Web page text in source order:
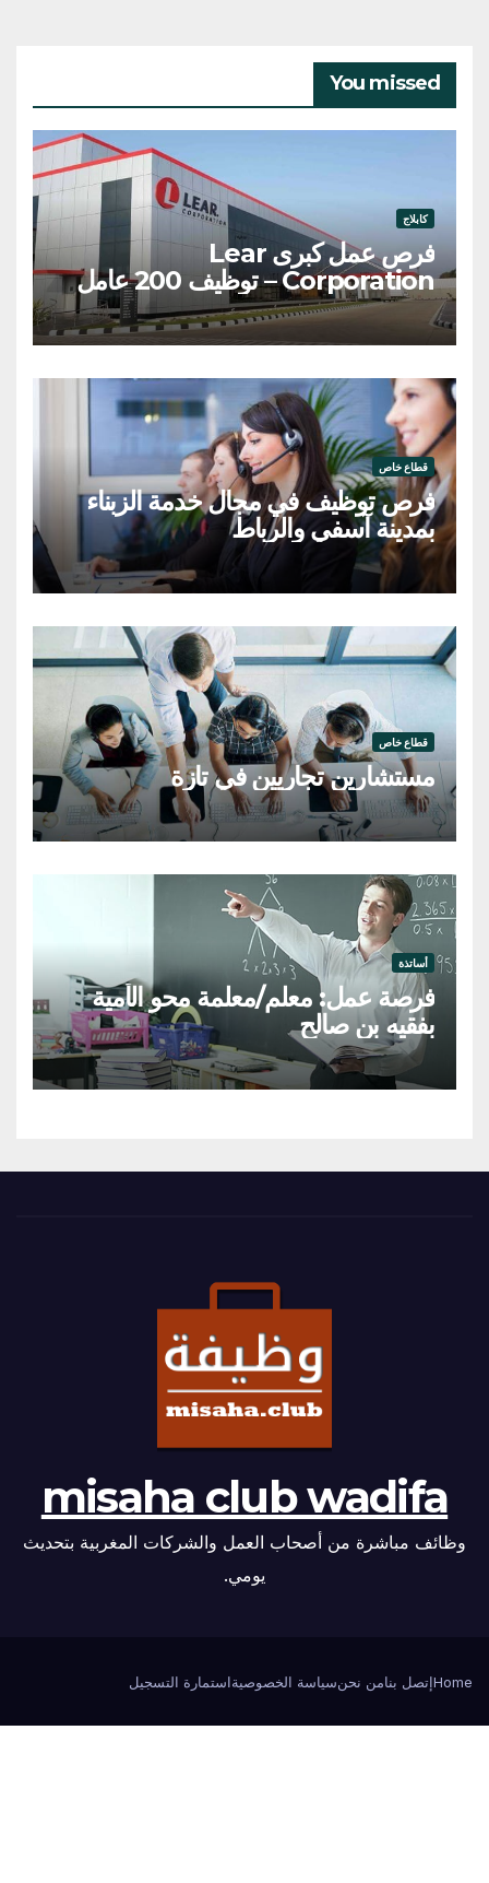
You missed
كابلاج
فرص عمل كبرى Lear
Corporation – توظيف 200 عامل
وعاملة
قطاع خاص
فرص توظيف في مجال خدمة الزبناء
بمدينة آسفي والرباط
قطاع خاص
مستشارين تجاريين في تازة
أساتذة
فرصة عمل: معلم/معلمة محو الأمية
بفقيه بن صالح
misaha club wadifa
وظائف مباشرة من أصحاب العمل والشركات المغربية بتحديث
يومي.
Homeإتصل بنامن نحنسياسة الخصوصيةاستمارة التسجيل